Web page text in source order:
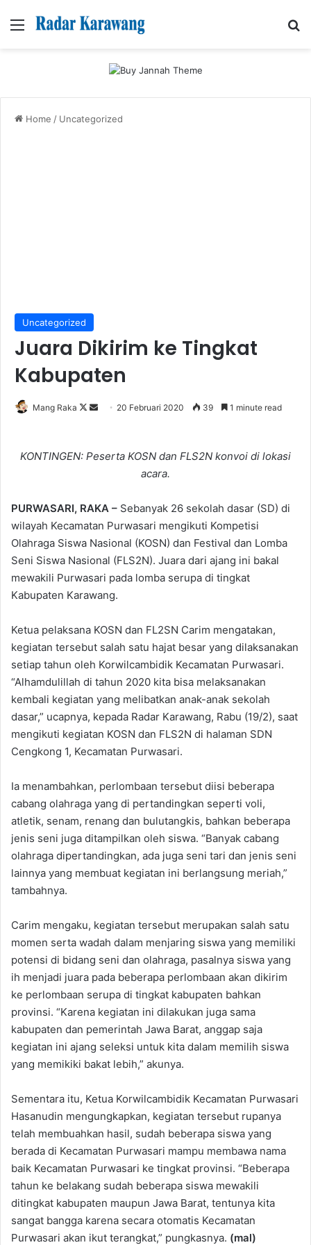
Menu
Home / Uncategorized
Uncategorized
Juara Dikirim ke Tingkat
Kabupaten
Mang Raka
Follow
Send 20 Februari 2020 39 1 minute read
KONTINGEN: Peserta KOSN dan FLS2N konvoi di lokasi
acara.
PURWASARI, RAKA – Sebanyak 26 sekolah dasar (SD) di
wilayah Kecamatan Purwasari mengikuti Kompetisi
Olahraga Siswa Nasional (KOSN) dan Festival dan Lomba
Seni Siswa Nasional (FLS2N). Juara dari ajang ini bakal
mewakili Purwasari pada lomba serupa di tingkat
Kabupaten Karawang.
Ketua pelaksana KOSN dan FL2SN Carim mengatakan,
kegiatan tersebut salah satu hajat besar yang dilaksanakan
setiap tahun oleh Korwilcambidik Kecamatan Purwasari.
“Alhamdulillah di tahun 2020 kita bisa melaksanakan
kembali kegiatan yang melibatkan anak-anak sekolah
dasar,” ucapnya, kepada Radar Karawang, Rabu (19/2), saat
mengikuti kegiatan KOSN dan FLS2N di halaman SDN
Cengkong 1, Kecamatan Purwasari.
Ia menambahkan, perlombaan tersebut diisi beberapa
cabang olahraga yang di pertandingkan seperti voli,
atletik, senam, renang dan bulutangkis, bahkan beberapa
jenis seni juga ditampilkan oleh siswa. “Banyak cabang
olahraga dipertandingkan, ada juga seni tari dan jenis seni
lainnya yang membuat kegiatan ini berlangsung meriah,”
tambahnya.
Carim mengaku, kegiatan tersebut merupakan salah satu
momen serta wadah dalam menjaring siswa yang memiliki
potensi di bidang seni dan olahraga, pasalnya siswa yang
ih menjadi juara pada beberapa perlombaan akan dikirim
ke perlombaan serupa di tingkat kabupaten bahkan
provinsi. “Karena kegiatan ini dilakukan juga sama
kabupaten dan pemerintah Jawa Barat, anggap saja
kegiatan ini ajang seleksi untuk kita dalam memilih siswa
yang memikiki bakat lebih,” akunya.
Sementara itu, Ketua Korwilcambidik Kecamatan Purwasari
Hasanudin mengungkapkan, kegiatan tersebut rupanya
telah membuahkan hasil, sudah beberapa siswa yang
berada di Kecamatan Purwasari mampu membawa nama
baik Kecamatan Purwasari ke tingkat provinsi. “Beberapa
tahun ke belakang sudah beberapa siswa mewakili
ditingkat kabupaten maupun Jawa Barat, tentunya kita
sangat bangga karena secara otomatis Kecamatan
Purwasari akan ikut terangkat,” pungkasnya. (mal)